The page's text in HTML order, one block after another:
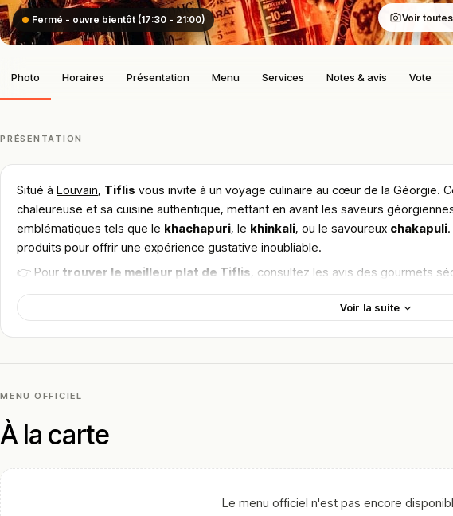
Fermé - ouvre bientôt (17:30 - 21:00) Voir
Photo Horaires Présentation Menu Services Notes & avis Vote
PRÉSENTATION
Situé à Louvain, Tiflis vous invite à un voyage culinaire au cœur de la Géorgie.
chaleureuse et sa cuisine authentique, mettant en avant les saveurs
emblématiques tels que le khachapuri, le khinkali, ou le savoureux chakapuli
produits pour offrir une expérience gustative inoubliable.
👉 Pour trouver le meilleur plat de Tiflis, consultez les avis des gourmets
à Louvain.
!
Texte généré par intelligence artificielle, en attente de validation humaine.
Cette description peut contenir des erreurs, n'hésitez pas à nous aider en vous rendant sur :
Voir la suite
MENU OFFICIEL
À la carte
Le menu officiel n'est pas encore